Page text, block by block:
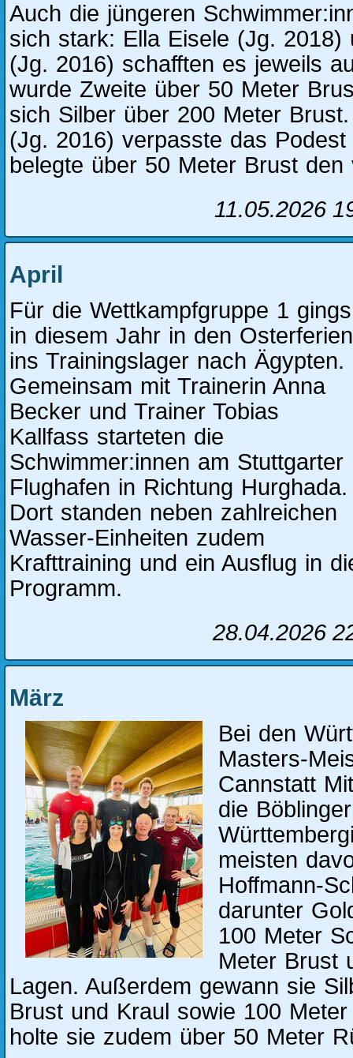
Auch die jüngeren
sich stark: Ella Eisele (Jg. 2018)
(Jg. 2016) schafften es jeweils
wurde Zweite über 50 Meter
sich Silber über 200 Meter
(Jg. 2016) verpasste das
belegte über 50 Meter Brust den
11.05.2026
April
Für die Wettkampfgruppe 1 gings
in diesem Jahr in den Osterferien
ins Trainingslager nach Ägypten.
Gemeinsam mit Trainerin Anna
Becker und Trainer Tobias
Kallfass starteten die
Schwimmer:innen am Stuttgarter
Flughafen in Richtung Hurghada.
Dort standen neben zahlreichen
Wasser-Einheiten zudem
Krafttraining und ein Ausflug in
Programm.
28.04.2026
März
Bei den
Masters-
Cannstatt
die
meisten
Hoffmann-
darunter
100 Meter
Meter Brust
Lagen. Außerdem gewann sie
Brust und Kraul sowie 100
holte sie zudem über 50 Meter